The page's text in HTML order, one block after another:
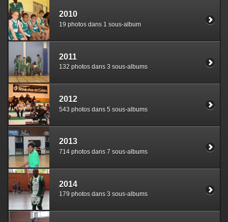
2010
19 photos dans 1 sous-album
2011
132 photos dans 3 sous-albums
2012
543 photos dans 5 sous-albums
2013
714 photos dans 7 sous-albums
2014
179 photos dans 3 sous-albums